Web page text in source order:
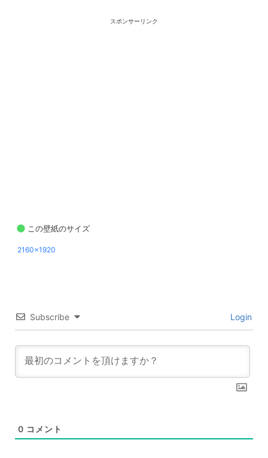
スポンサーリンク
この壁紙のサイズ
2160x1920
Subscribe Login
0 コメント